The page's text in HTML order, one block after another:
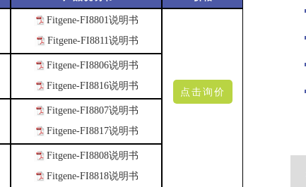
Fitgene-FI8801说明书
Fitgene-FI8811说明书
点击询价
Fitgene-FI8806说明书
Fitgene-FI8816说明书
Fitgene-FI8807说明书
Fitgene-FI8817说明书
Fitgene-FI8808说明书
Fitgene-FI8818说明书